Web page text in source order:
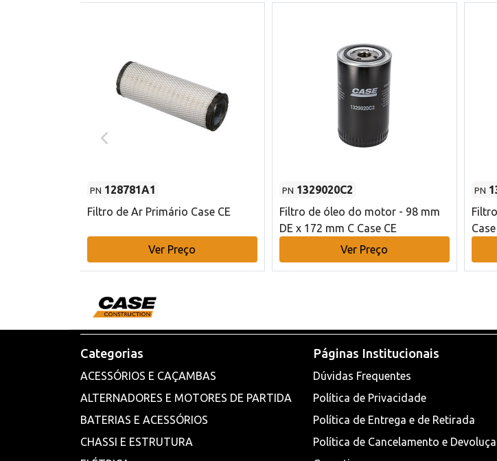
PN 128781A1
Filtro de Ar Primário Case CE
Ver Preço
PN 1329020C2
Filtro de óleo do motor - 98 mm
DE x 172 mm C Case CE
Ver Preço
PN
Case
Categorias
ACESSÓRIOS E CAÇAMBAS
ALTERNADORES E MOTORES DE PARTIDA
BATERIAS E ACESSÓRIOS
CHASSI E ESTRUTURA
Páginas Institucionais
Dúvidas Frequentes
Política de Privacidade
Política de Entrega e de Retirada
Política de Cancelamento e